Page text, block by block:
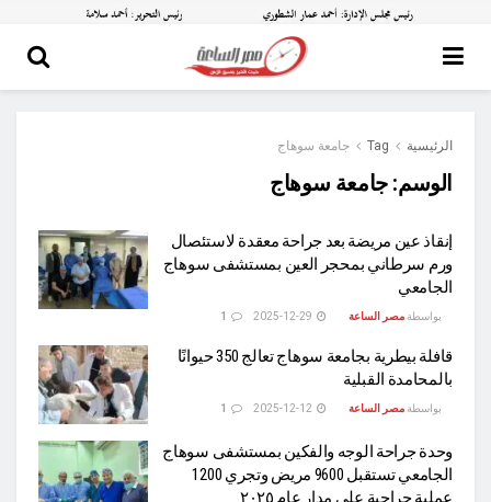
الرئيسية Tag جامعة سوهاج
الوسم:جامعة سوهاج
إنقاذ عين مريضة بعد جراحة معقدة لاستئصال
ورم سرطاني بمحجر العين بمستشفى سوهاج
الجامعي
بواسطة مصر الساعة
قافلة بيطرية بجامعة سوهاج تعالج 350 حيوانًا
بالمحامدة القبلية
بواسطة مصر الساعة
وحدة جراحة الوجه والفكين بمستشفى سوهاج
الجامعي تستقبل 9600 مريض وتجري 1200
عملية جراحية علي مدار عام ٢٠٢٥